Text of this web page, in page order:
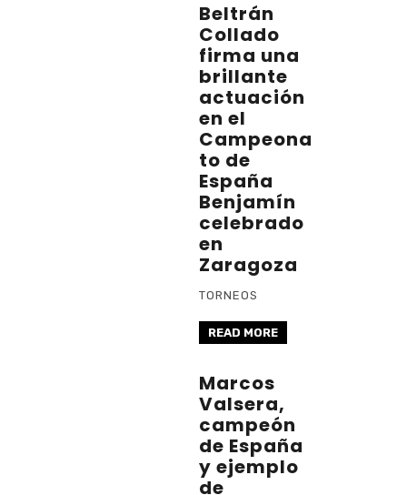
Beltrán
Collado
firma una
brillante
actuación
en el
Campeona
to de
España
Benjamín
celebrado
en
Zaragoza
TORNEOS
READ MORE
Marcos
Valsera,
campeón
de España
y ejemplo
de